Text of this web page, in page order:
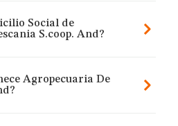
Social de
S.coop. And?
Agropecuaria De